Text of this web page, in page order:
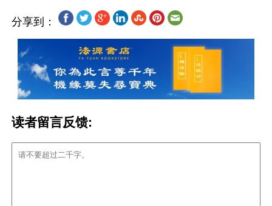
分享到：
读者留言反馈: